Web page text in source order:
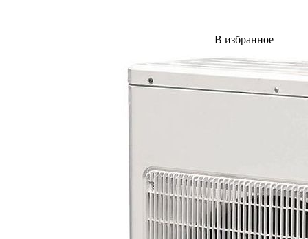
В избранное